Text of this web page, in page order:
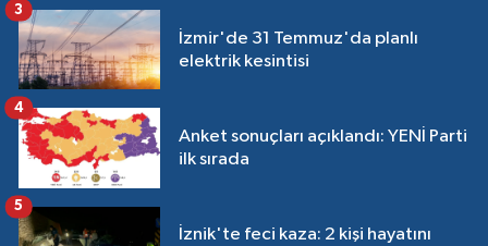
İzmir'de 31 Temmuz'da planlı
elektrik kesintisi
3
Anket sonuçları açıklandı: YENİ Parti
ilk sırada
4
İznik'te feci kaza: 2 kişi hayatını
5